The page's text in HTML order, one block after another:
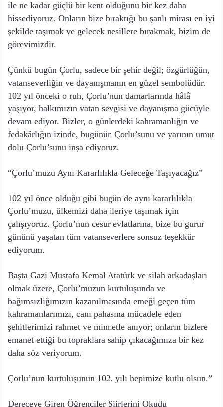
ile ne kadar güçlü bir kent olduğunu bir kez daha
hissediyoruz. Onların bize bıraktığı bu şanlı mirası en iyi
şekilde taşımak ve gelecek nesillere bırakmak, bizim de
görevimizdir.
Çünkü bugün Çorlu, sadece bir şehir değil; özgürlüğün,
vatanseverliğin ve dayanışmanın en güzel sembolüdür.
102 yıl önceki o ruh, Çorlu’nun damarlarında hâlâ
yaşıyor, halkımızın vatan sevgisi ve dayanışma gücüyle
devam ediyor. Bizler, o günlerdeki kahramanlığın ve
fedakârlığın izinde, bugünün Çorlu’sunu ve yarının umut
dolu Çorlu’sunu inşa ediyoruz.
“Çorlu’muzu Aynı Kararlılıkla Geleceğe Taşıyacağız”
102 yıl önce olduğu gibi bugün de aynı kararlılıkla
Çorlu’muzu, ülkemizi daha ileriye taşımak için
çalışıyoruz. Çorlu’nun cesur evlatlarına, bize bu gurur
gününü yaşatan tüm vatanseverlere sonsuz teşekkür
ediyorum.
Başta Gazi Mustafa Kemal Atatürk ve silah arkadaşları
olmak üzere, Çorlu’muzun kurtuluşunda ve
bağımsızlığımızın kazanılmasında emeği geçen tüm
kahramanlarımızı, canı pahasına mücadele eden
şehitlerimizi rahmet ve minnetle anıyor; onların bizlere
emanet ettiği bu topraklara sahip çıkacağımıza bir kez
daha söz veriyorum.
Çorlu’nun kurtuluşunun 102. yılı hepimize kutlu olsun.”
Dereceye Giren Öğrenciler Şiirlerini Okudu